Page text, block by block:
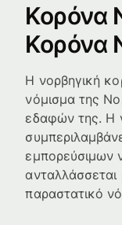
Κορόνα
Κορόνα
Η νορβηγική
νόμισμα της
εδαφών της. Η
εμπορεύσιμων
παραστατικό